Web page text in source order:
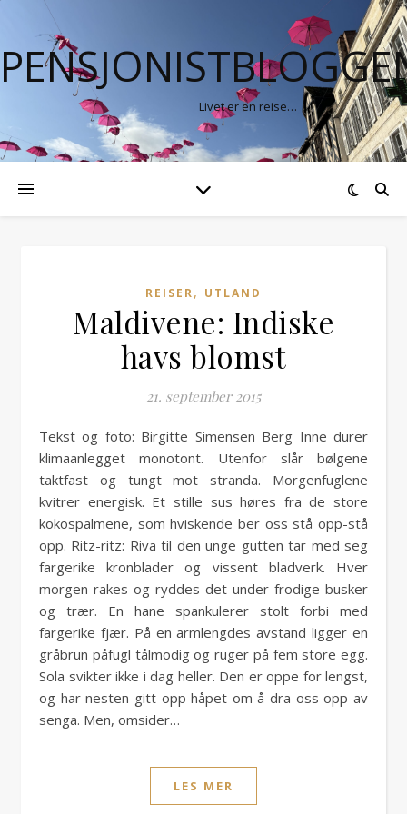
Livet er en reise…
REISER, UTLAND
Maldivene: Indiske
havs blomst
21. september 2015
Tekst og foto: Birgitte Simensen Berg Inne durer
klimaanlegget monotont. Utenfor slår bølgene
taktfast og tungt mot stranda. Morgenfuglene
kvitrer energisk. Et stille sus høres fra de store
kokospalmene, som hviskende ber oss stå opp-stå
opp. Ritz-ritz: Riva til den unge gutten tar med seg
fargerike kronblader og vissent bladverk. Hver
morgen rakes og ryddes det under frodige busker
og trær. En hane spankulerer stolt forbi med
fargerike fjær. På en armlengdes avstand ligger en
gråbrun påfugl tålmodig og ruger på fem store egg.
Sola svikter ikke i dag heller. Den er oppe for lengst,
og har nesten gitt opp håpet om å dra oss opp av
senga. Men, omsider…
LES MER